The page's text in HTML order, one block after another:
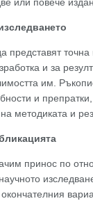
или повече
представят
и за
им.
и
методиката и
принос по